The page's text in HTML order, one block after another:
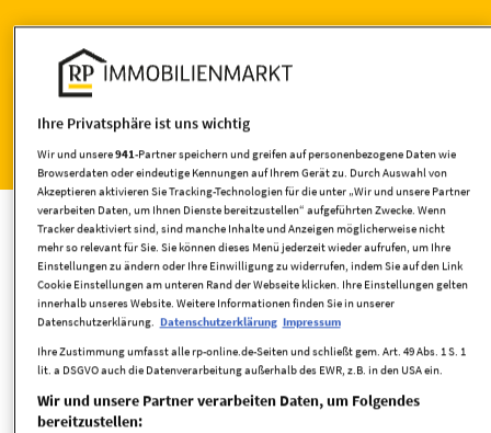
1zum Kaufen gefunden
Wohnen
Häuser kaufen
Umkreis
Ihre Privatsphäre ist uns wichtig
Wir und unsere941-Partner speichern und greifen auf personenbezogene Daten wie
Browserdaten oder eindeutige Kennungen auf Ihrem Gerät zu. Durch Auswahl von
Akzeptieren aktivieren Sie Tracking-Technologien für die unter „Wir und unsere Partner
verarbeiten Daten, um Ihnen Dienste bereitzustellen“ aufgeführten Zwecke. Wenn
Tracker deaktiviert sind, sind manche Inhalte und Anzeigen möglicherweise nicht
mehr so relevant für Sie. Sie können dieses Menü jederzeit wieder aufrufen, um Ihre
Einstellungen zu ändern oder Ihre Einwilligung zu widerrufen, indem Sie auf den Link
Cookie Einstellungen am unteren Rand der Webseite klicken. Ihre Einstellungen gelten
innerhalb unseres Website. Weitere Informationen finden Sie in unserer
Datenschutzerklärung. Datenschutzerklärung Impressum
Ihre Zustimmung umfasst alle rp-online.de-Seiten und schließt gem. Art. 49 Abs. 1 S. 1
lit. a DSGVO auch die Datenverarbeitung außerhalb des EWR, z.B. in den USA ein.
Wir und unsere Partner verarbeiten Daten, um Folgendes
bereitzustellen: